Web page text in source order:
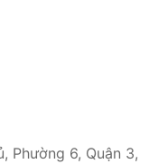
Phường 6, Quận 3,